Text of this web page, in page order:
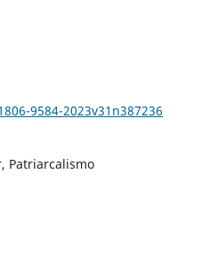
9584-2023v31n387236
Patriarcalismo